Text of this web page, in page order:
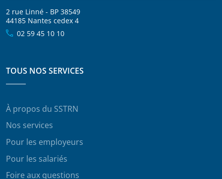
2 rue Linné - BP 38549
44185 Nantes cedex 4
02 59 45 10 10
TOUS NOS SERVICES
À propos du SSTRN
Nos services
Pour les employeurs
Pour les salariés
Foire aux questions